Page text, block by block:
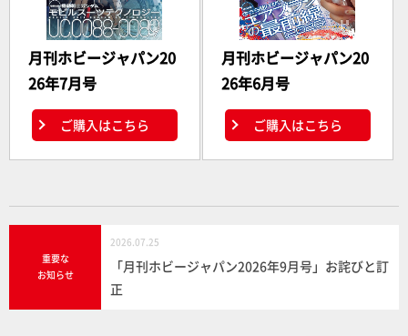
月刊ホビージャパン20
26年7月号
ご購入はこちら
月刊ホビージャパン20
26年6月号
ご購入はこちら
重要な
お知らせ
2026.07.25
「月刊ホビージャパン2026年9月号」お詫びと訂
正